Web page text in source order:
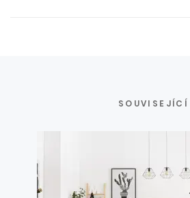
SOUVISEJÍCÍ